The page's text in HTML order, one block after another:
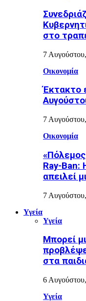
στο
7
Οικονομία
Έκτακτο
7
Οικονομία
Ray-Ban:
απειλεί
7
Υγεία
Υγεία
Μπορεί
στα
6
Υγεία